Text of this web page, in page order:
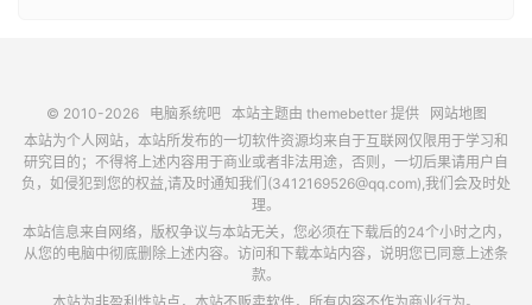
© 2010-2026 电脑系统吧本站主题由 themebetter提供
网站地图
本站为个人网站，本站所发布的一切软件资源均来自于互联网仅限用于学习和
研究目的；不得将上述内容用于商业或者非法用途，否则，一切后果请用户自
负，如侵犯到您的权益,请及时通知我们(3412169526@qq.com),我们会及时处
理。
本站信息来自网络，版权争议与本站无关，您必须在下载后的24个小时之内，
从您的电脑中彻底删除上述内容。访问和下载本站内容，说明您已同意上述条
款。